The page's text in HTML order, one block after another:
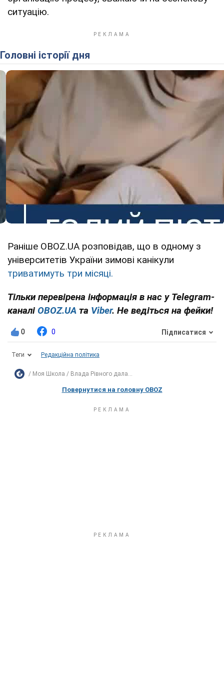
ситуацію.
Головні історії дня
Раніше OBOZ.UA розповідав, що в одному з
університетів України зимові канікули
триватимуть три місяці.
Тільки перевірена інформація в нас у Telegram-
каналі OBOZ.UA та Viber. Не ведіться на фейки!
0 0 Підписатися
Теги Редакційна політика
Моя Школа Влада Рівного дала...
Повернутися на головну OBOZ